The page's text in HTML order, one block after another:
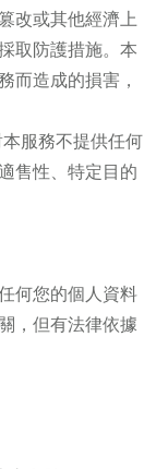
改或其他經濟上
取防護措施。本
而造成的損害，
服務不提供任何
售性、特定目的
何您的個人資料
，但有法律依據